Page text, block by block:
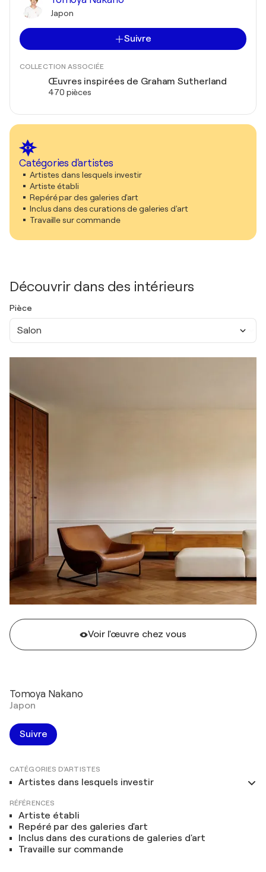
Japon
Suivre
COLLECTION ASSOCIÉE
Œuvres inspirées de Graham Sutherland
470 pièces
Catégories d'artistes
Artistes dans lesquels investir
Artiste établi
Repéré par des galeries d'art
Inclus dans des curations de galeries d'art
Travaille sur commande
Découvrir dans des intérieurs
Pièce
Salon
Voir l'œuvre chez vous
Tomoya Nakano
Japon
Suivre
CATÉGORIES D'ARTISTES
Artistes dans lesquels investir
RÉFÉRENCES
Artiste établi
Repéré par des galeries d'art
Inclus dans des curations de galeries d'art
Travaille sur commande